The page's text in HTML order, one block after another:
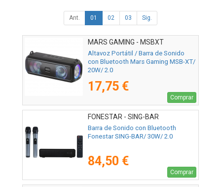
Ant. 01 02 03 Sig.
MARS GAMING - MSBXT
Altavoz Portátil / Barra de Sonido
con Bluetooth Mars Gaming MSB-XT/
20W/ 2.0
17,75 €
Comprar
FONESTAR - SING-BAR
Barra de Sonido con Bluetooth
Fonestar SING-BAR/ 30W/ 2.0
84,50 €
Comprar